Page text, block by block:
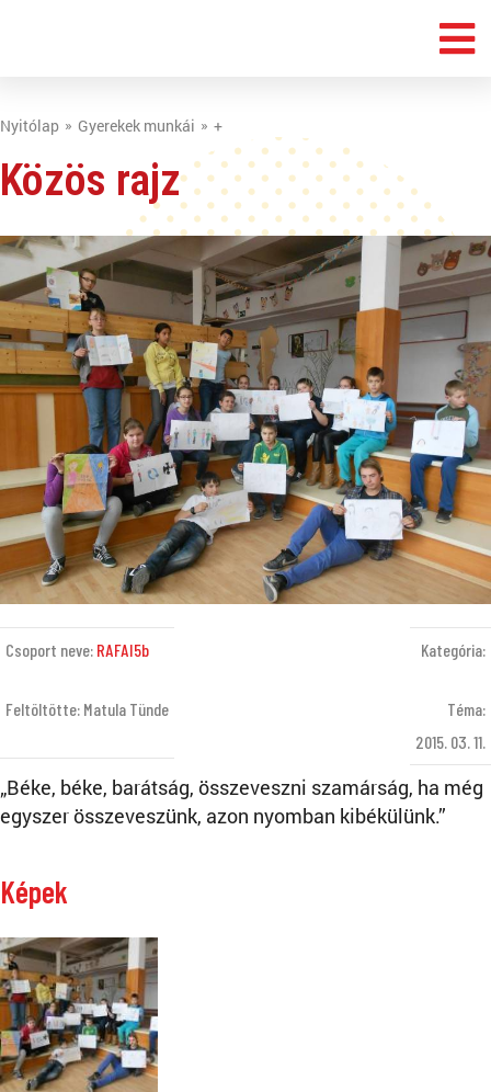
Nyitólap Gyerekek munkái +
Közös rajz
Csoport neve: RAFAI5b
Feltöltötte: Matula Tünde
Kategória:
Téma:
2015. 03. 11.
„Béke, béke, barátság, összeveszni szamárság, ha még
egyszer összeveszünk, azon nyomban kibékülünk.”
Képek